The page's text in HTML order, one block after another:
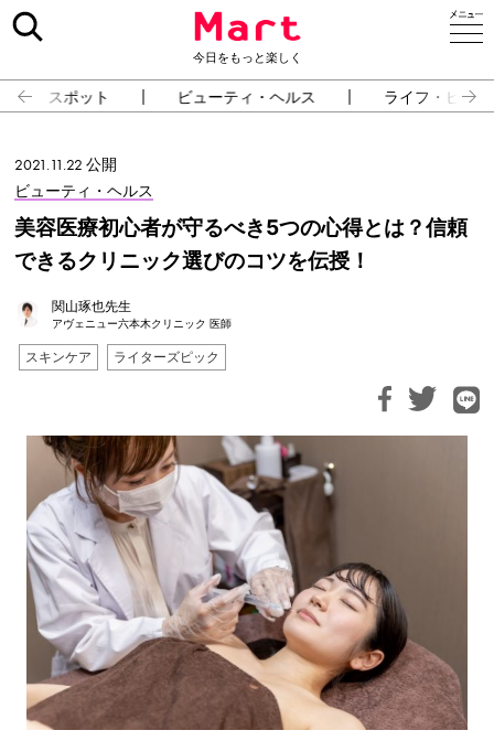
今日をもっと楽しく
スポット ビューティ・ヘルス ライフ・ピー
2021.11.22 公開
ビューティ・ヘルス
美容医療初心者が守るべき5つの心得とは？信頼
できるクリニック選びのコツを伝授！
関山琢也先生
アヴェニュー六本木クリニック 医師
スキンケア ライターズピック